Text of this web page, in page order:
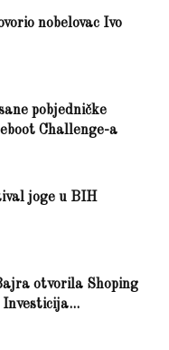
nobelovac Ivo
pobjedničke
Challenge-a
joge u BIH
otvorila Shoping